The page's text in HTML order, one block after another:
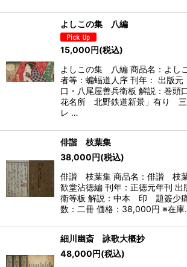
よしこの集 八編
15,000円(税込)
よしこの集 八編 商品名：よし
者等：蝙蝠道人序 刊年： 出版元
口・八尾屋善兵衛板 解説：巻頭
花名所 北野鉄道新景」有り
レ …
俳諧 枝葉集
38,000円(税込)
俳諧 枝葉集 商品名：俳諧 枝
歓堂沾徳編 刊年：正徳元年刊 出
衞等板 解説：中本 印 題簽少
数：二冊 価格：38,000円 ※在
細川幽斎 詠歌大概抄
48,000円(税込)